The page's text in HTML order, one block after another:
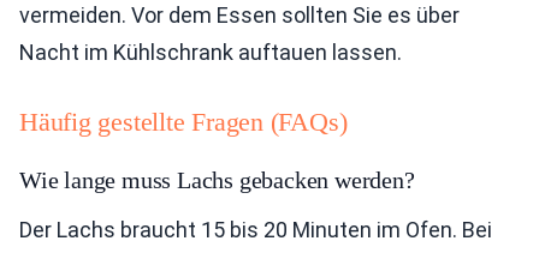
vermeiden. Vor dem Essen sollten Sie es über
Nacht im Kühlschrank auftauen lassen.
Häufig gestellte Fragen (FAQs)
Wie lange muss Lachs gebacken werden?
Der Lachs braucht 15 bis 20 Minuten im Ofen. Bei